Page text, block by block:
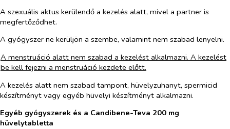
A szexuális aktus kerülendő a kezelés alatt, mivel a partner is
megfertőződhet.
A gyógyszer ne kerüljön a szembe, valamint nem szabad lenyelni.
A menstruáció alatt nem szabad a kezelést alkalmazni. A kezelést
be kell fejezni a menstruáció kezdete előtt.
A kezelés alatt nem szabad tampont, hüvelyzuhanyt, spermicid
készítményt vagy egyéb hüvelyi készítményt alkalmazni.
Egyéb gyógyszerek és a Candibene-Teva 200 mg
hüvelytabletta